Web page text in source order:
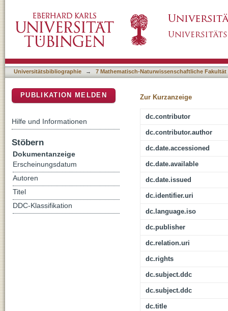
decision making
Universitätsbibliographie → 7 Mathematisch-Naturwissenschaftliche Fakultät
Zur Kurzanzeige
dc.contributor
dc.contributor.author
dc.date.accessioned
dc.date.available
dc.date.issued
dc.identifier.uri
dc.language.iso
dc.publisher
dc.relation.uri
dc.rights
dc.subject.ddc
dc.subject.ddc
dc.title
PUBLIKATION MELDEN
Hilfe und Informationen
Stöbern
Dokumentanzeige
Erscheinungsdatum
Autoren
Titel
DDC-Klassifikation